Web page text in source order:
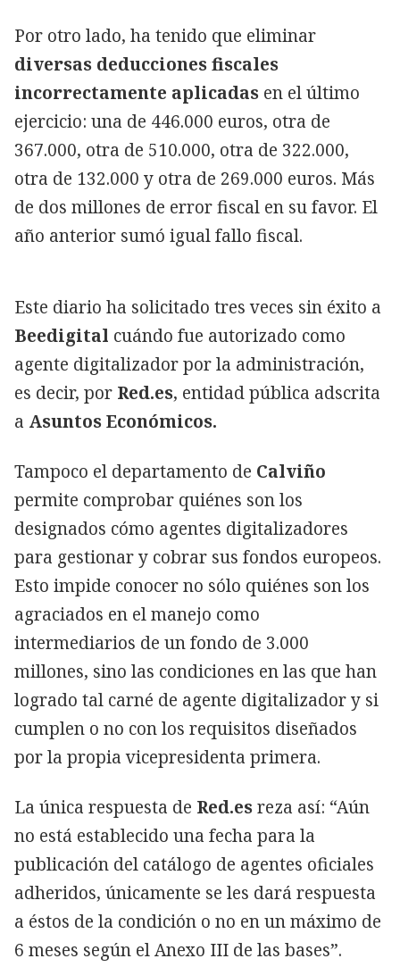
Por otro lado, ha tenido que eliminar
diversas deducciones fiscales
incorrectamente aplicadas en el último
ejercicio: una de 446.000 euros, otra de
367.000, otra de 510.000, otra de 322.000,
otra de 132.000 y otra de 269.000 euros. Más
de dos millones de error fiscal en su favor. El
año anterior sumó igual fallo fiscal.
Este diario ha solicitado tres veces sin éxito a
Beedigital cuándo fue autorizado como
agente digitalizador por la administración,
es decir, por Red.es, entidad pública adscrita
a Asuntos Económicos.
Tampoco el departamento de Calviño
permite comprobar quiénes son los
designados cómo agentes digitalizadores
para gestionar y cobrar sus fondos europeos.
Esto impide conocer no sólo quiénes son los
agraciados en el manejo como
intermediarios de un fondo de 3.000
millones, sino las condiciones en las que han
logrado tal carné de agente digitalizador y si
cumplen o no con los requisitos diseñados
por la propia vicepresidenta primera.
La única respuesta de Red.esreza así: “Aún
no está establecido una fecha para la
publicación del catálogo de agentes oficiales
adheridos, únicamente se les dará respuesta
a éstos de la condición o no en un máximo de
6 meses según el Anexo III de las bases”.